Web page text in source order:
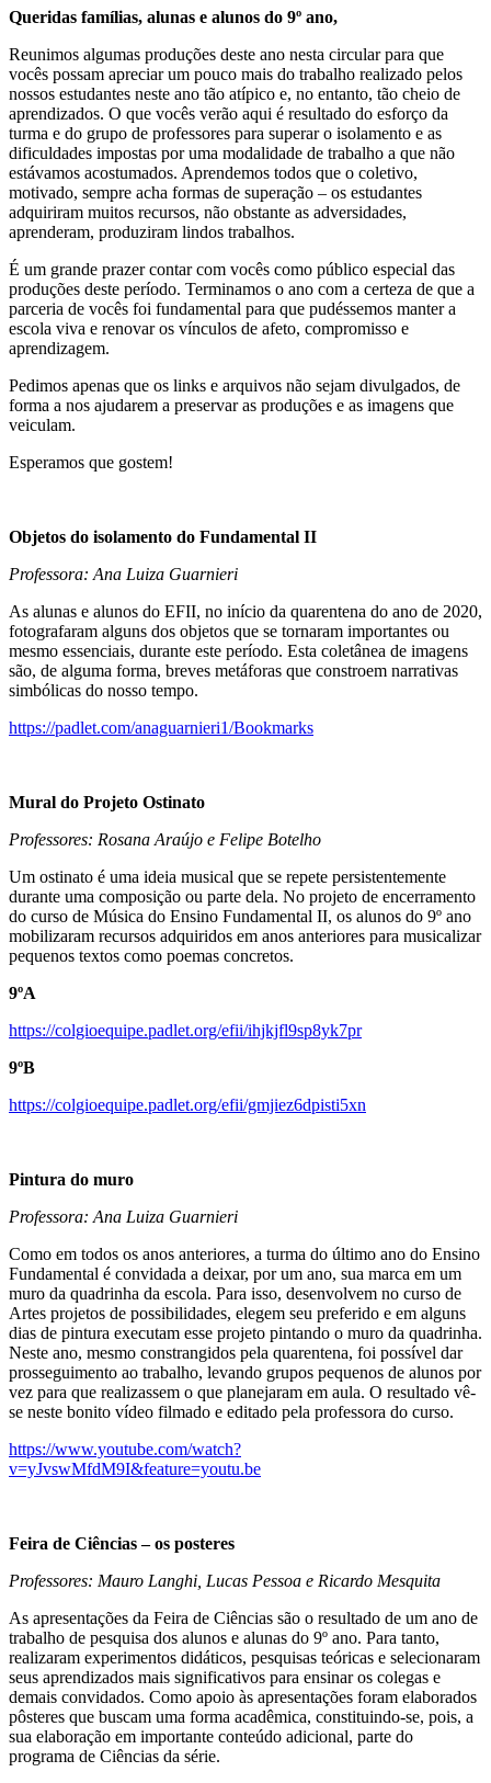
Queridas famílias, alunas e alunos do 9º ano,
Reunimos algumas produções deste ano nesta circular para que
vocês possam apreciar um pouco mais do trabalho realizado pelos
nossos estudantes neste ano tão atípico e, no entanto, tão cheio de
aprendizados. O que vocês verão aqui é resultado do esforço da
turma e do grupo de professores para superar o isolamento e as
dificuldades impostas por uma modalidade de trabalho a que não
estávamos acostumados. Aprendemos todos que o coletivo,
motivado, sempre acha formas de superação – os estudantes
adquiriram muitos recursos, não obstante as adversidades,
aprenderam, produziram lindos trabalhos.
É um grande prazer contar com vocês como público especial das
produções deste período. Terminamos o ano com a certeza de que a
parceria de vocês foi fundamental para que pudéssemos manter a
escola viva e renovar os vínculos de afeto, compromisso e
aprendizagem.
Pedimos apenas que os links e arquivos não sejam divulgados, de
forma a nos ajudarem a preservar as produções e as imagens que
veiculam.
Esperamos que gostem!
Objetos do isolamento do Fundamental II
Professora: Ana Luiza Guarnieri
As alunas e alunos do EFII, no início da quarentena do ano de 2020,
fotografaram alguns dos objetos que se tornaram importantes ou
mesmo essenciais, durante este período. Esta coletânea de imagens
são, de alguma forma, breves metáforas que constroem narrativas
simbólicas do nosso tempo.
https://padlet.com/anaguarnieri1/Bookmarks
Mural do Projeto Ostinato
Professores: Rosana Araújo e Felipe Botelho
Um ostinato é uma ideia musical que se repete persistentemente
durante uma composição ou parte dela. No projeto de encerramento
do curso de Música do Ensino Fundamental II, os alunos do 9º ano
mobilizaram recursos adquiridos em anos anteriores para musicalizar
pequenos textos como poemas concretos.
9ºA
https://colgioequipe.padlet.org/efii/ihjkjfl9sp8yk7pr
9ºB
https://colgioequipe.padlet.org/efii/gmjiez6dpisti5xn
Pintura do muro
Professora: Ana Luiza Guarnieri
Como em todos os anos anteriores, a turma do último ano do Ensino
Fundamental é convidada a deixar, por um ano, sua marca em um
muro da quadrinha da escola. Para isso, desenvolvem no curso de
Artes projetos de possibilidades, elegem seu preferido e em alguns
dias de pintura executam esse projeto pintando o muro da quadrinha.
Neste ano, mesmo constrangidos pela quarentena, foi possível dar
prosseguimento ao trabalho, levando grupos pequenos de alunos por
vez para que realizassem o que planejaram em aula. O resultado vê-
se neste bonito vídeo filmado e editado pela professora do curso.
https://www.youtube.com/watch?
v=yJvswMfdM9I&feature=youtu.be
Feira de Ciências – os posteres
Professores: Mauro Langhi, Lucas Pessoa e Ricardo Mesquita
As apresentações da Feira de Ciências são o resultado de um ano de
trabalho de pesquisa dos alunos e alunas do 9º ano. Para tanto,
realizaram experimentos didáticos, pesquisas teóricas e selecionaram
seus aprendizados mais significativos para ensinar os colegas e
demais convidados. Como apoio às apresentações foram elaborados
pôsteres que buscam uma forma acadêmica, constituindo-se, pois, a
sua elaboração em importante conteúdo adicional, parte do
programa de Ciências da série.